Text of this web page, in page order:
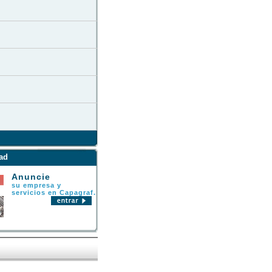
Anuncie
su empresa y
servicios en Capagraf.